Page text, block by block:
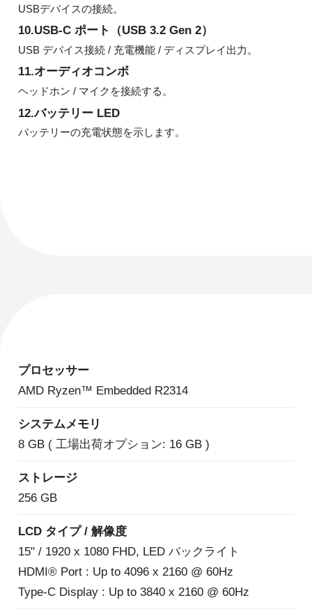
USBデバイスの接続。
10.USB-C ポート（USB 3.2 Gen 2）
USB デバイス接続 / 充電機能 / ディスプレイ出力。
11.オーディオコンボ
ヘッドホン / マイクを接続する。
12.バッテリー LED
バッテリーの充電状態を示します。
プロセッサー
AMD Ryzen™ Embedded R2314
システムメモリ
8 GB ( 工場出荷オプション: 16 GB )
ストレージ
256 GB
LCD タイプ / 解像度
15" / 1920 x 1080 FHD, LED バックライト
HDMI® Port : Up to 4096 x 2160 @ 60Hz
Type-C Display : Up to 3840 x 2160 @ 60Hz